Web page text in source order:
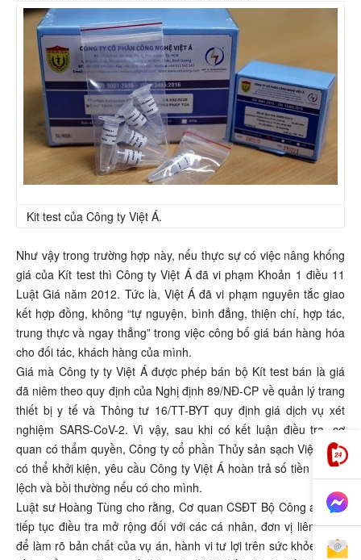
Kit test của Công ty Việt Á.
Như vậy trong trường hợp này, nếu thực sự có việc nâng khống
giá của Kít test thì Công ty Việt Á đã vi phạm Khoản 1 điều 11
Luật Giá năm 2012. Tức là, Việt Á đã vi phạm nguyên tắc giao
kết hợp đồng, không “tự nguyện, bình đẳng, thiện chí, hợp tác,
trung thực và ngay thẳng” trong việc công bố giá bán hàng hóa
cho đối tác, khách hàng của mình.
Giá mà Công ty ty Việt Á được phép bán bộ Kít test bán là giá
đã niêm theo quy định của Nghị định 89/NĐ-CP về quản lý trang
thiết bị y tế và Thông tư 16/TT-BYT quy định giá dịch vụ xét
nghiệm SARS-CoV-2. Vì vậy, sau khi có kết luận điều tra, cơ
quan có thẩm quyền, Công ty cổ phần Thủy sản sạch Việt Nam
có thể khởi kiện, yêu cầu Công ty Việt Á hoàn trả số tiền chênh
lệch và bồi thường nếu có cho mình.
Luật sư Hoàng Tùng cho rằng, Cơ quan CSĐT Bộ Công an cần
tiếp tục điều tra mở rộng đối với các cá nhân, đơn vị liên quan
để làm rõ bản chất của vụ án, hành vi tư lợi trên sức khỏe cộng